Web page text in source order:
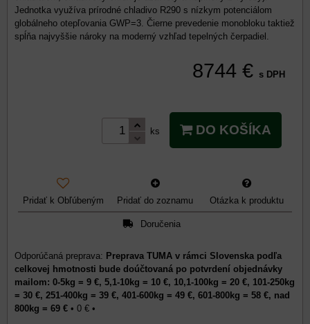
Jednotka využíva prírodné chladivo R290 s nízkym potenciálom
globálneho otepľovania GWP=3. Čierne prevedenie monobloku taktiež
spĺňa najvyššie nároky na moderný vzhľad tepelných čerpadiel.
8744 € s DPH
ks DO KOŠÍKA
Pridať k Obľúbeným Pridať do zoznamu Otázka k produktu
Doručenia
Preprava TUMA v rámci Slovenska podľa
celkovej hmotnosti bude doúčtovaná po potvrdení objednávky
mailom: 0-5kg = 9 €, 5,1-10kg = 10 €, 10,1-100kg = 20 €, 101-250kg
= 30 €, 251-400kg = 39 €, 401-600kg = 49 €, 601-800kg = 58 €, nad
800kg = 69 € • 0 € •